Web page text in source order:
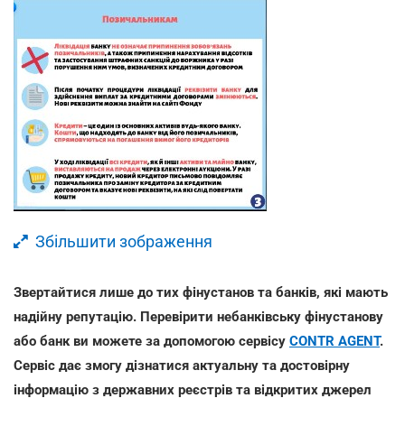
Збільшити зображення
Звертайтися лише до тих фінустанов та банків, які мають
надійну репутацію. Перевірити небанківську фінустанову
або банк ви можете за допомогою сервісу CONTR AGENT.
Сервіс дає змогу дізнатися актуальну та достовірну
інформацію з державних реєстрів та відкритих джерел